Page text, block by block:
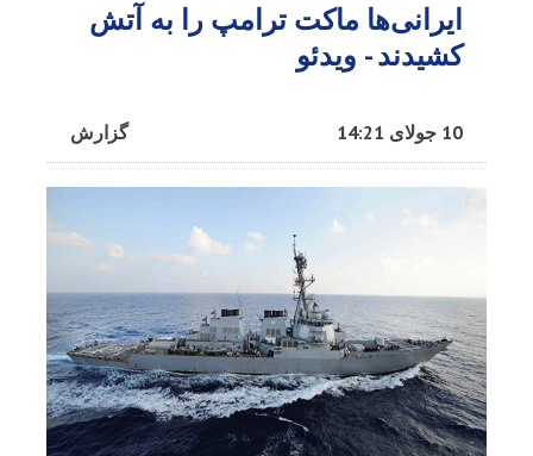
ایرانی‌ها ماکت ترامپ را به آتش
کشیدند - ویدئو
گزارش 10 جولای 14:21